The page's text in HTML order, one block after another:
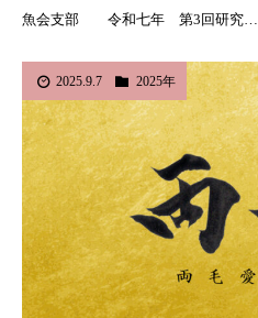
魚会支部 令和七年 第3回研究…
2025.9.7 2025年